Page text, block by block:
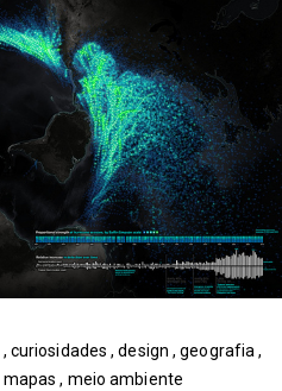
, curiosidades,design,geografia,
mapas, meio ambiente